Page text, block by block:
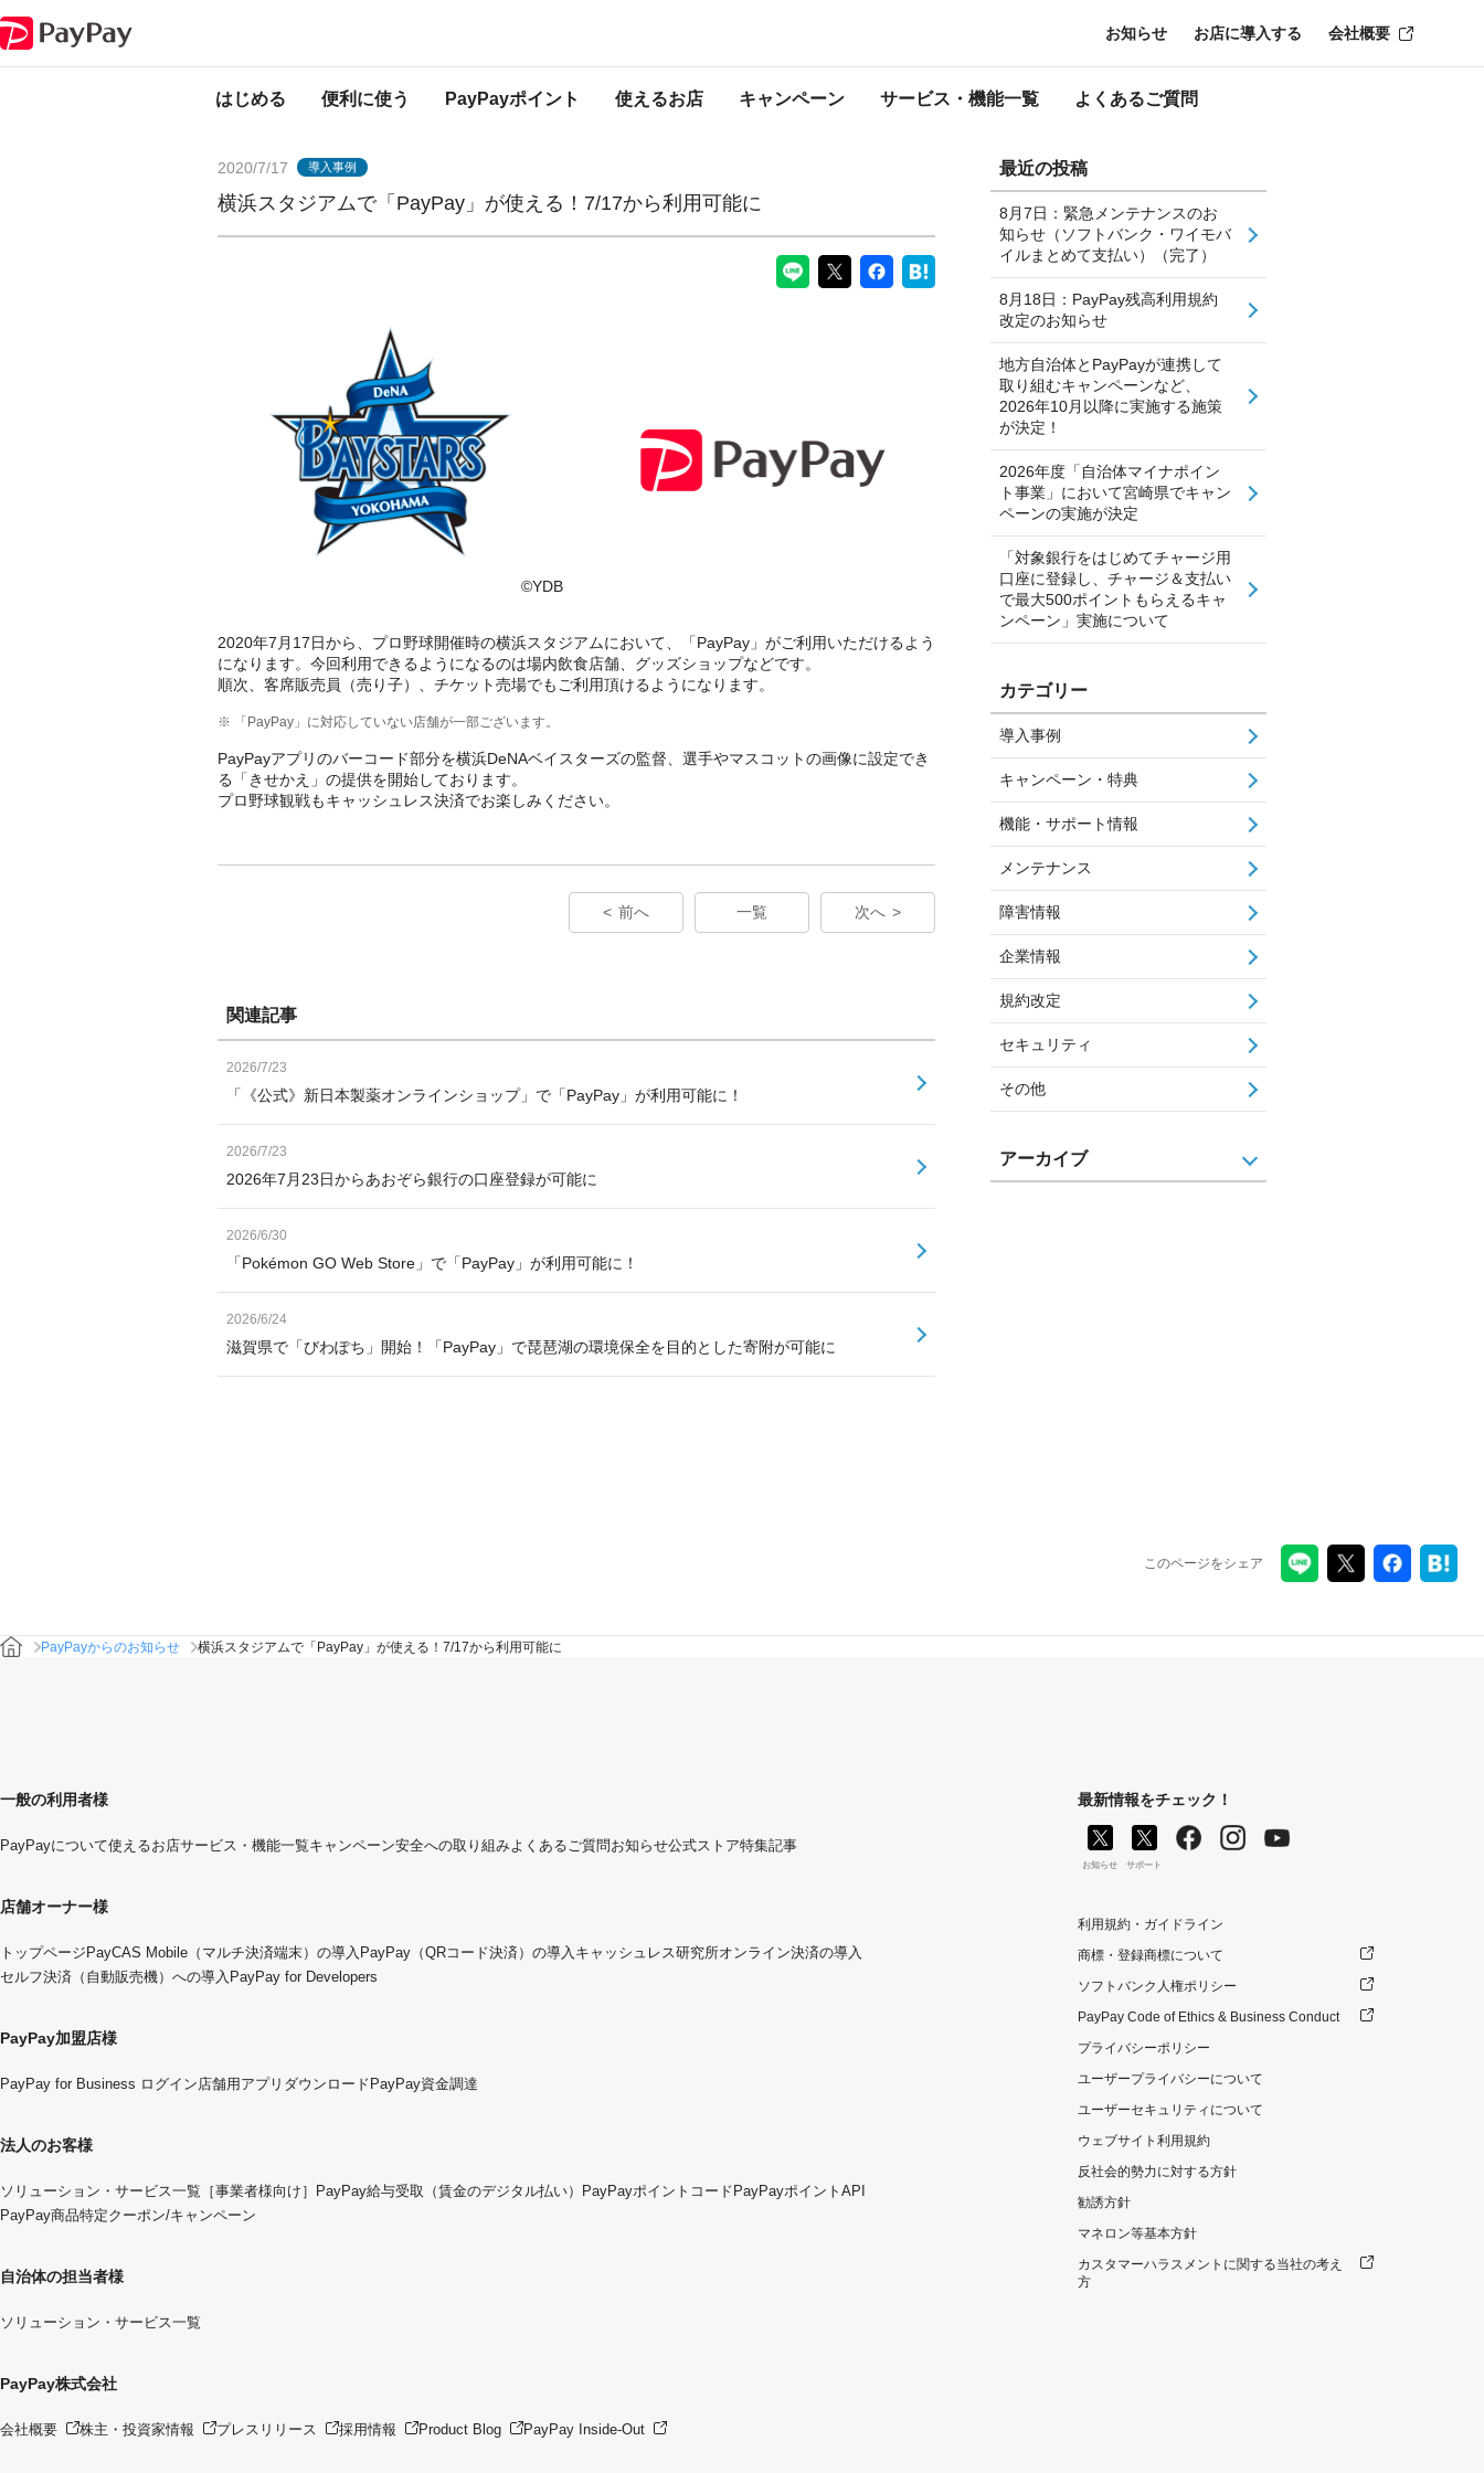
はじめる 便利に使う PayPayポイント 使えるお店 キャンペーン サービス・機能一覧 よくあるご質問
お知らせ お店に導入する 会社概要
PayPayからのお知らせ
2020/7/17 導入事例
横浜スタジアムで「PayPay」が使える！7/17から利用可能に
©YDB
2020年7月17日から、プロ野球開催時の横浜スタジアムにおいて、「PayPay」がご利用いただけるよう
になります。今回利用できるようになるのは場内飲食店舗、グッズショップなどです。
順次、客席販売員（売り子）、チケット売場でもご利用頂けるようになります。
※ 「PayPay」に対応していない店舗が一部ございます。
PayPayアプリのバーコード部分を横浜DeNAベイスターズの監督、選手やマスコットの画像に設定でき
る「きせかえ」の提供を開始しております。
プロ野球観戦もキャッシュレス決済でお楽しみください。
前へ 一覧 次へ
関連記事
2026/7/23
「《公式》新日本製薬オンラインショップ」で「PayPay」が利用可能に！
2026/7/23
2026年7月23日からあおぞら銀行の口座登録が可能に
2026/6/30
「Pokémon GO Web Store」で「PayPay」が利用可能に！
2026/6/24
滋賀県で「びわぽち」開始！「PayPay」で琵琶湖の環境保全を目的とした寄附が可能に
最近の投稿
8月7日：緊急メンテナンスのお
知らせ（ソフトバンク・ワイモバ
イルまとめて支払い）（完了）
8月18日：PayPay残高利用規約
改定のお知らせ
地方自治体とPayPayが連携して
取り組むキャンペーンなど、
2026年10月以降に実施する施策
が決定！
2026年度「自治体マイナポイン
ト事業」において宮崎県でキャン
ペーンの実施が決定
「対象銀行をはじめてチャージ用
口座に登録し、チャージ＆支払い
で最大500ポイントもらえるキャ
ンペーン」実施について
カテゴリー
導入事例
キャンペーン・特典
機能・サポート情報
メンテナンス
障害情報
企業情報
規約改定
セキュリティ
その他
アーカイブ
このページをシェア
PayPayからのお知らせ 横浜スタジアムで「PayPay」が使える！7/17から利用可能に
一般の利用者様
PayPayについて使えるお店サービス・機能一覧キャンペーン安全への取り組みよくあるご質問お知らせ公式ストア特集記事
店舗オーナー様
トップページ PayCAS Mobile（マルチ決済端末）の導入 PayPay（QRコード決済）の導入 キャッシュレス研究所オンライン決済の導入
セルフ決済（自動販売機）への導入 PayPay for Developers
PayPay加盟店様
PayPay for Business ログイン店舗用アプリダウンロード PayPay資金調達
法人のお客様
ソリューション・サービス一覧 ［事業者様向け］PayPay給与受取（賃金のデジタル払い） PayPayポイントコード PayPayポイントAPI
PayPay商品特定クーポン/キャンペーン
自治体の担当者様
ソリューション・サービス一覧
PayPay株式会社
会社概要 株主・投資家情報 プレスリリース 採用情報 Product Blog PayPay Inside-Out
最新情報をチェック！
お知らせ サポート
利用規約・ガイドライン
商標・登録商標について
ソフトバンク人権ポリシー
PayPay Code of Ethics & Business Conduct
プライバシーポリシー
ユーザープライバシーについて
ユーザーセキュリティについて
ウェブサイト利用規約
反社会的勢力に対する方針
勧誘方針
マネロン等基本方針
カスタマーハラスメントに関する当社の考え
方